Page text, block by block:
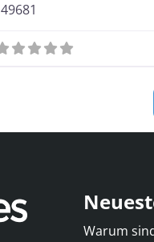
49681
Warum